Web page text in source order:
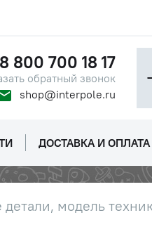
8 800 700 18 17
обратный звонок
shop@interpole.ru
ДОСТАВКА И ОПЛАТА